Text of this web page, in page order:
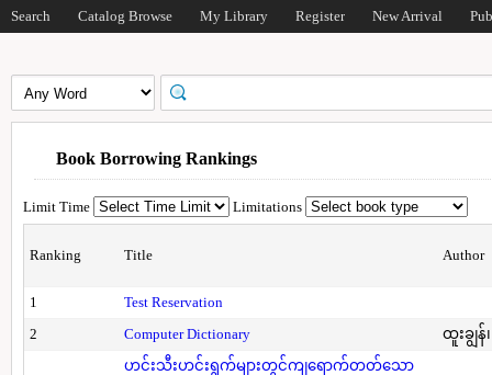
Search Catalog Browse My Library Register New Arrival
Book Borrowing Rankings
Limit Time Limitations
Ranking Title Author
1
Test Reservation
2
Computer Dictionary ထူးချွန်
ဟင်းသီးဟင်းရွက်များတွင်ကျရောက်တတ်သော